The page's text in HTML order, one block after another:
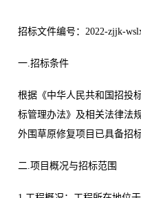
招标文件编号：2022-zjjk-
一.招标条件
根据《中华人民共和国招投
标管理办法》及相关法律法
外围草原修复项目已具备招
二.项目概况与招标范围